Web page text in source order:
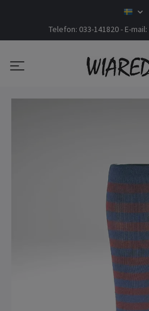
Telefon: 033-141820 - E-mail: